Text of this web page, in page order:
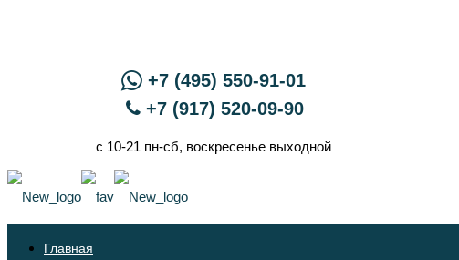
+7 (495) 550-91-01
+7 (917) 520-09-90
с 10-21 пн-сб, воскресенье выходной
Главная